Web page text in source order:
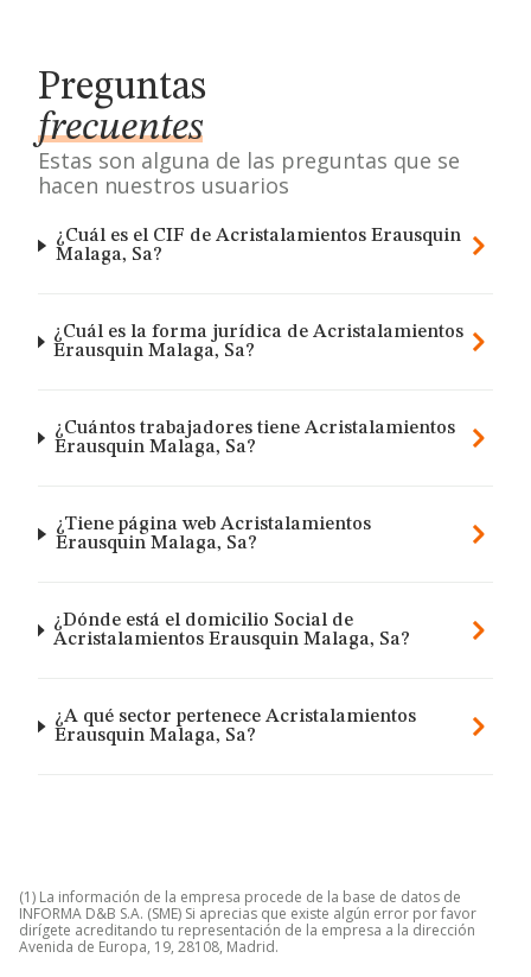
Preguntas
frecuentes
Estas son alguna de las preguntas que se
hacen nuestros usuarios
¿Cuál es el CIF de Acristalamientos Erausquin
Malaga, Sa?
¿Cuál es la forma jurídica de Acristalamientos
Erausquin Malaga, Sa?
¿Cuántos trabajadores tiene Acristalamientos
Erausquin Malaga, Sa?
¿Tiene página web Acristalamientos
Erausquin Malaga, Sa?
¿Dónde está el domicilio Social de
Acristalamientos Erausquin Malaga, Sa?
¿A qué sector pertenece Acristalamientos
Erausquin Malaga, Sa?
(1) La información de la empresa procede de la base de datos de
INFORMA D&B S.A. (SME) Si aprecias que existe algún error por favor
dirígete acreditando tu representación de la empresa a la dirección
Avenida de Europa, 19, 28108, Madrid.